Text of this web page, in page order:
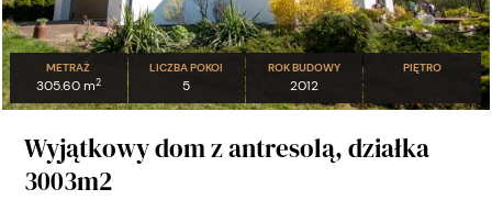
METRAŻ
305.60 m2
LICZBA POKOI
5
ROK BUDOWY
2012
PIĘTRO
Wyjątkowy dom z antresolą, działka
3003m2